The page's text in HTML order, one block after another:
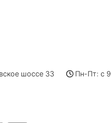
шоссе 33 Пн-Пт: с